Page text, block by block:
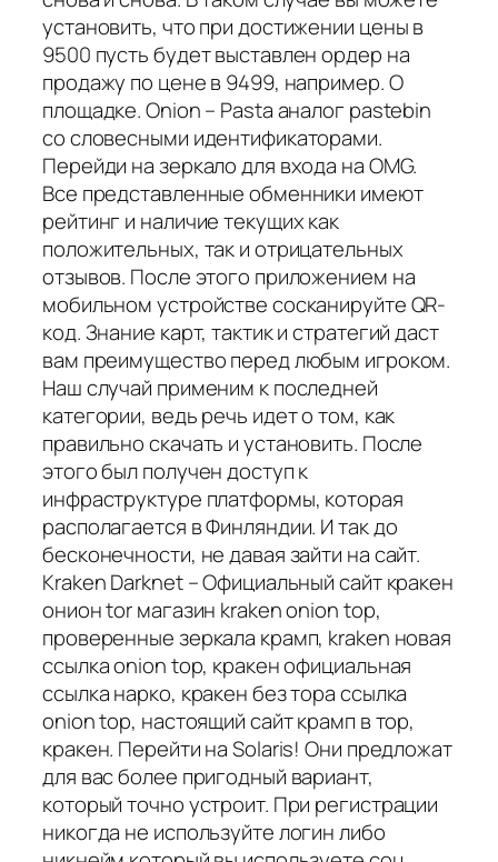
установить, что при достижении цены в
9500 пусть будет выставлен ордер на
продажу по цене в 9499, например. О
площадке. Onion – Pasta аналог pastebin
со словесными идентификаторами.
Перейди на зеркало для входа на OMG.
Все представленные обменники имеют
рейтинг и наличие текущих как
положительных, так и отрицательных
отзывов. После этого приложением на
мобильном устройстве сосканируйте QR-
код. Знание карт, тактик и стратегий даст
вам преимущество перед любым игроком.
Наш случай применим к последней
категории, ведь речь идет о том, как
правильно скачать и установить. После
этого был получен доступ к
инфраструктуре платформы, которая
располагается в Финляндии. И так до
бесконечности, не давая зайти на сайт.
Kraken Darknet – Официальный сайт кракен
онион tor магазин kraken onion top,
проверенные зеркала крамп, kraken новая
ссылка onion top, кракен официальная
ссылка нарко, кракен без тора ссылка
onion top, настоящий сайт крамп в тор,
кракен. Перейти на Solaris! Они предложат
для вас более пригодный вариант,
который точно устроит. При регистрации
никогда не используйте логин либо